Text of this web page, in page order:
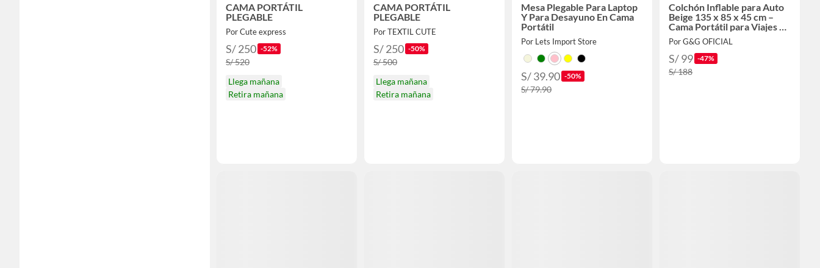
CAMA PORTÁTIL
PLEGABLE
Por Cute express
S/ 250 -52%
S/ 520
Llega mañana
Retira mañana
CAMA PORTÁTIL
PLEGABLE
Por TEXTIL CUTE
S/ 250 -50%
S/ 500
Llega mañana
Retira mañana
Mesa Plegable Para Laptop
Y Para Desayuno En Cama
Portátil
Por Lets Import Store
S/ 39.90 -50%
S/ 79.90
Colchón Inflable para Auto
Beige 135 x 85 x 45 cm –
Cama Portátil para Viajes y
Descanso
Por G&G OFICIAL
S/ 99 -47%
S/ 188